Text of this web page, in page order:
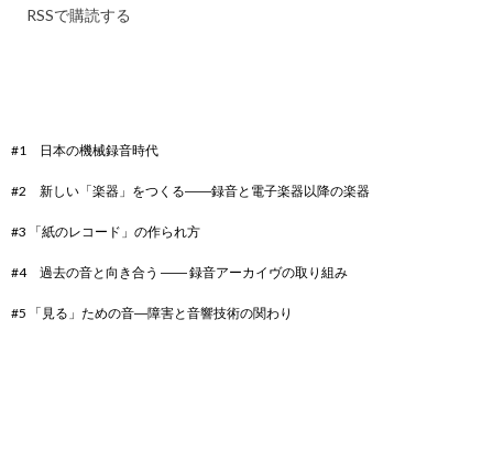
RSSで購読する
#1 日本の機械録音時代
#2 新しい「楽器」をつくる――録音と電子楽器以降の楽器
#3 「紙のレコード」の作られ方
#4 過去の音と向き合う ―― 録音アーカイヴの取り組み
#5 「見る」ための音―障害と音響技術の関わり